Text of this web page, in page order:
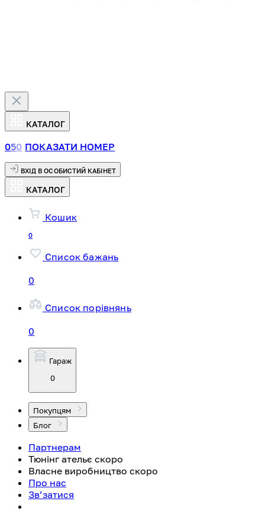
КАТАЛОГ
050 ПОКАЗАТИ НОМЕР
ВХІД В ОСОБИСТИЙ КАБІНЕТ
КАТАЛОГ
Кошик
0
Список бажань
0
Список порівнянь
0
Гараж
0
Покупцям
Блог
Партнерам
Тюнінг ательє скоро
Власне виробництво скоро
Про нас
Зв’затися